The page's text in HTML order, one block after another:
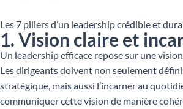
Les 7 piliers d’un leadership crédible et
1. Vision claire et
Un leadership efficace repose sur une
Les dirigeants doivent non seulement
stratégique, mais aussi l’incarner au
communiquer cette vision de manière